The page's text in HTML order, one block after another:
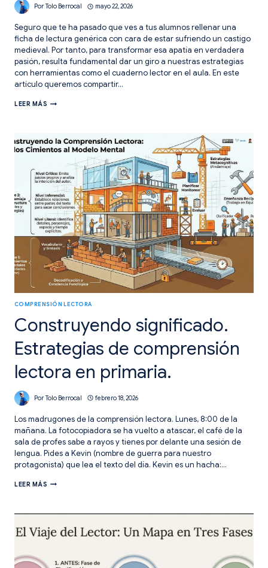
Por Tolo Berrocal mayo 22, 2026
Seguro que te ha pasado que ves a tus alumnos rellenar una
ficha de lectura genérica con cara de estar sufriendo un castigo
medieval. Por tanto, para transformar esa apatía en verdadera
pasión, resulta fundamental dar un giro a nuestras estrategias
con herramientas como el cuaderno lector en el aula. En este
artículo queremos compartir…
LEER MÁS CUADERNO
PRÁCTICA
PARA
COMO
LECTORES
COMPRENSIÓN LECTORA
Construyendo significado.
Estrategias de comprensión
lectora en primaria.
Por Tolo Berrocal febrero 18, 2026
Los madrugones de la comprensión lectora. Lunes, 8:00 de la
mañana. La fotocopiadora se ha vuelto a atascar, el café de la
sala de profes sabe a rayos y tienes por delante una sesión de
lengua. Pides a Kevin (nombre de guerra para nuestro
protagonista) que lea el texto del día. Kevin es un hacha:…
LEER MÁS CONSTRUYENDO
LECTORA
EN